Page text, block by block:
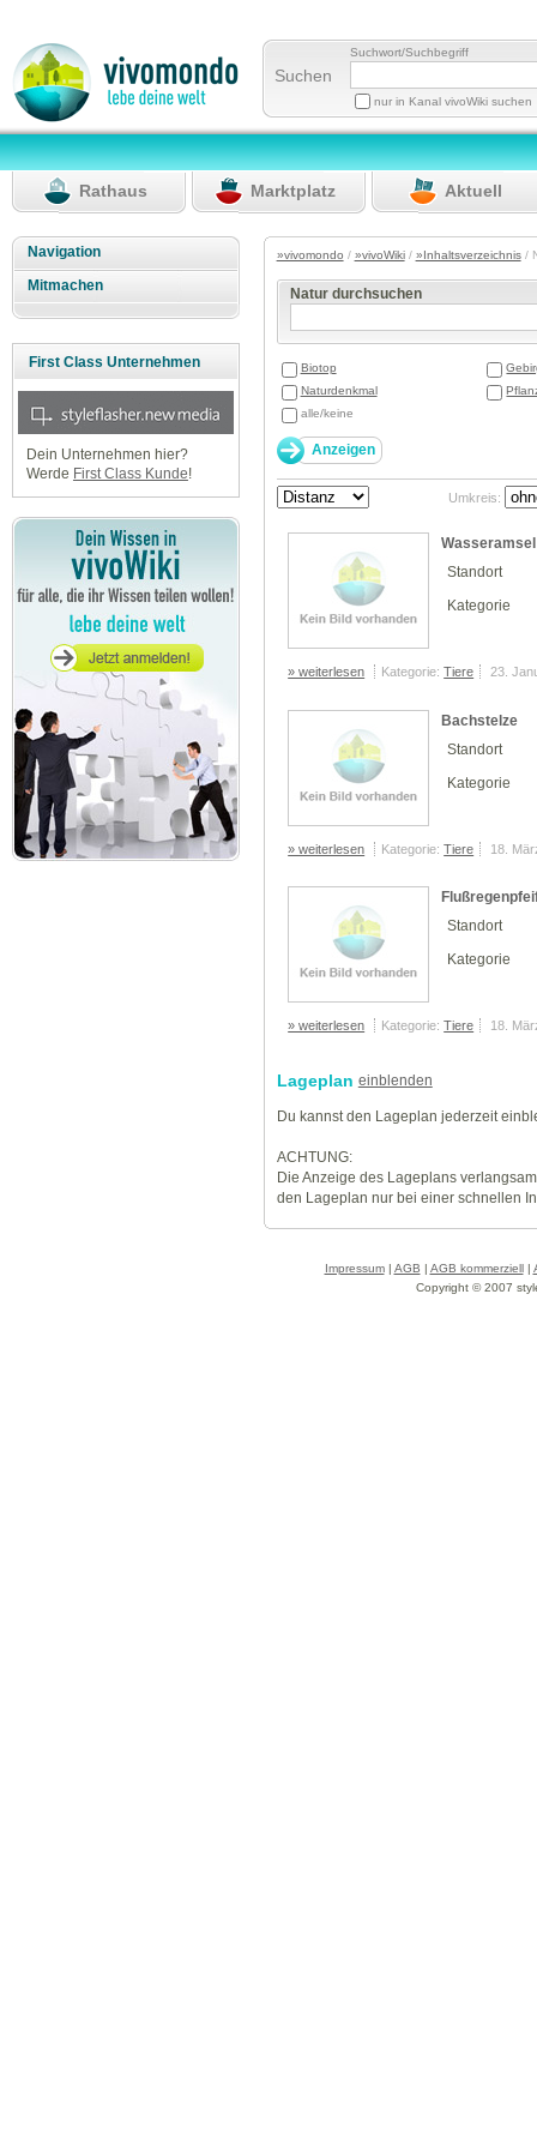
Suchen
Suchwort/Suchbegriff
nur in Kanal vivoWiki suchen
Rathaus Marktplatz Aktuell
Navigation
Mitmachen
First Class Unternehmen
Dein Unternehmen hier?
Werde First Class Kunde!
»vivomondo / »vivoWiki/ »Inhaltsverzeichnis/
Natur durchsuchen
Biotop
Naturdenkmal
alle/keine
Umkreis:
Wasseramsel
Standort
Kategorie
» weiterlesen Kategorie:Tiere 23.
Bachstelze
Standort
Kategorie
» weiterlesen Kategorie:Tiere 18.
Standort
Kategorie
» weiterlesen Kategorie:Tiere 18.
Lageplan einblenden
Du kannst den Lageplan jederzeit
ACHTUNG:
Die Anzeige des Lageplans
den Lageplan nur bei einer schnellen
Impressum| AGB | AGB kommerziell|
Copyright © 2007